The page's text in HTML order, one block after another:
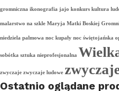
gromniczna ikonografia jajo konkurs kultura
malarstwo na szkle Maryja Matki Boskiej
niedziela palmowa noc kupały noc świętojańska
sobótka sztuka nieprofesjonalna
zwyczaje zwyczaje ludowe
Ostatnio oglądane